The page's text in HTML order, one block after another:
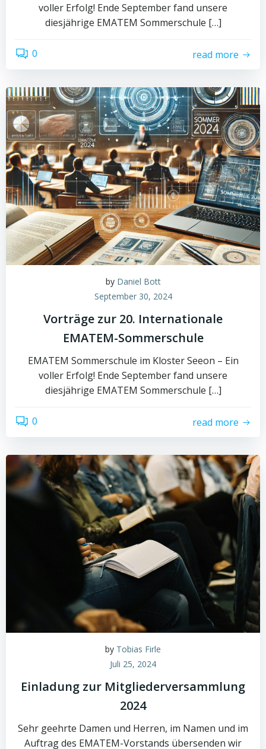
voller Erfolg! Ende September fand unsere
diesjährige EMATEM Sommerschule […]
0 read more
by Daniel Bott
September 30, 2024
Vorträge zur 20. Internationale
EMATEM-Sommerschule
EMATEM Sommerschule im Kloster Seeon – Ein
voller Erfolg! Ende September fand unsere
diesjährige EMATEM Sommerschule […]
0 read more
by Tobias Firle
Juli 25, 2024
Einladung zur Mitgliederversammlung
2024
Sehr geehrte Damen und Herren, im Namen und im
Auftrag des EMATEM-Vorstands übersenden wir